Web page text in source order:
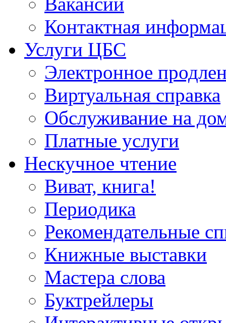
Контактная
Услуги ЦБС
Электронное
Виртуальная справка
Обслуживание на
Платные услуги
Нескучное чтение
Виват, книга!
Периодика
Рекомендательные
Книжные выставки
Мастера слова
Буктрейлеры